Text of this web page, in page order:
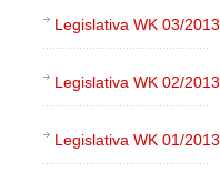
Legislativa WK 03/2013
Legislativa WK 02/2013
Legislativa WK 01/2013